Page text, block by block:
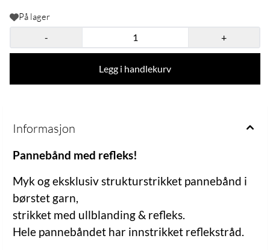
På lager
-
+
Legg i handlekurv
Informasjon
Pannebånd med refleks!
Myk og eksklusiv strukturstrikket pannebånd i
børstet garn,
strikket med ullblanding & refleks.
Hele pannebåndet har innstrikket reflekstråd.